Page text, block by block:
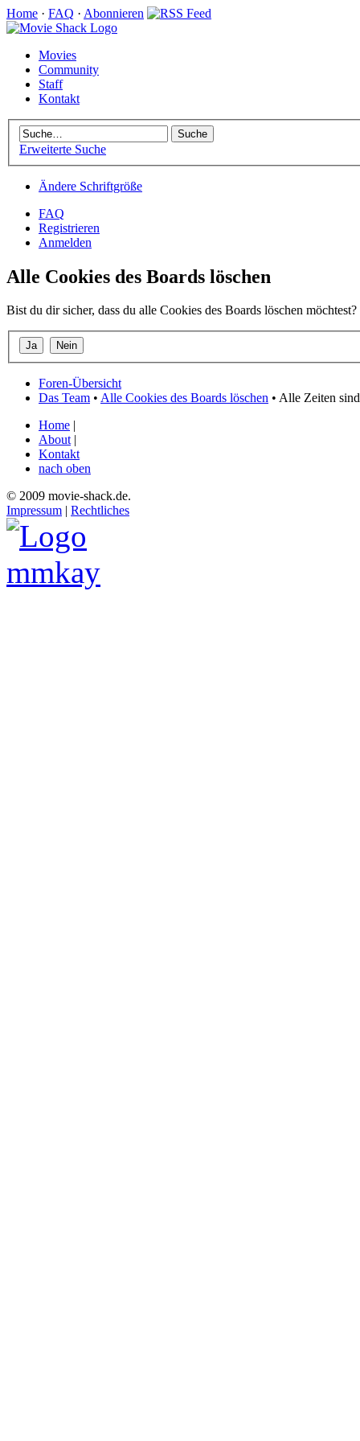
Home · FAQ · Abonnieren
Movies
Community
Staff
Kontakt
Erweiterte Suche
Ändere Schriftgröße
FAQ
Registrieren
Anmelden
Alle Cookies des Boards löschen
Bist du dir sicher, dass du alle Cookies des Boards löschen möchtest?
Foren-Übersicht
Das Team • Alle Cookies des Boards löschen • Alle Zeiten
Home |
About |
Kontakt
nach oben
© 2009 movie-shack.de.
Impressum | Rechtliches